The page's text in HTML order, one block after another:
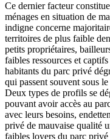
Ce dernier facteur
ménages en situation de
indigne concerne
territoires de plus faible
petits propriétaires,
faibles ressources et
habitants du parc privé
qui passent souvent sous
Deux types de profils se
pouvant avoir accès au
avec leurs besoins,
privé de mauvaise qualité
faibles loyers du parc